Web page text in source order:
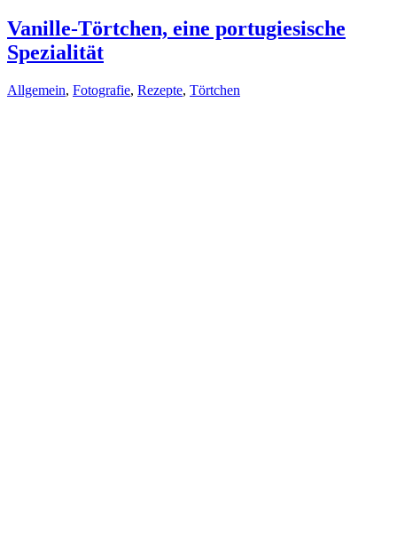
Vanille-Törtchen, eine portugiesische
Spezialität
Allgemein, Fotografie, Rezepte, Törtchen